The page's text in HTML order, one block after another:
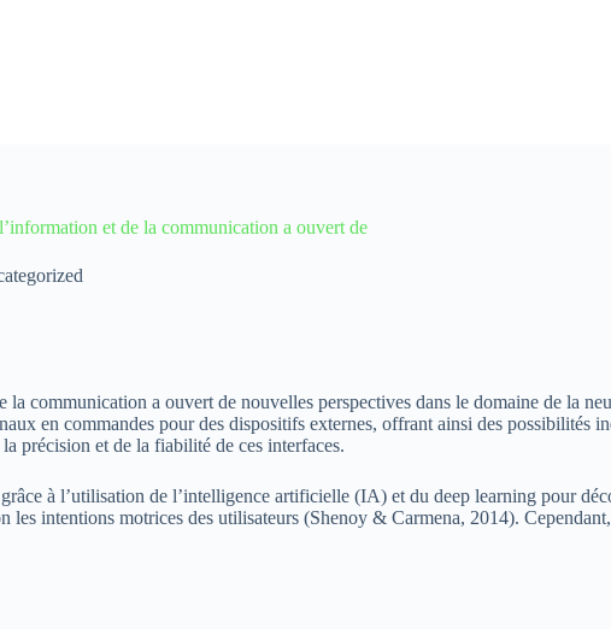
et de la communication a ouvert de
communication a ouvert de nouvelles perspectives dans le domaine de la
en commandes pour des dispositifs externes, offrant ainsi des possibilités
précision et de la fiabilité de ces interfaces.
à l’utilisation de l’intelligence artificielle (IA) et du deep learning pour
les intentions motrices des utilisateurs (Shenoy & Carmena, 2014).